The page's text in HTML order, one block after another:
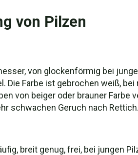
von Pilzen
von glockenförmig bei
Die Farbe ist gebrochen weiß,
von beiger oder brauner Farbe
schwachen Geruch nach Rettich.
breit genug, frei, bei jungen